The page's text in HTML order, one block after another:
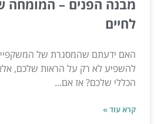
מבנה הפנים – המומחה
לחיים
האם ידעתם שהמסגרת של
להשפיע לא רק על הראות שלכם,
הכללי שלכם? אז אם...
קרא עוד »